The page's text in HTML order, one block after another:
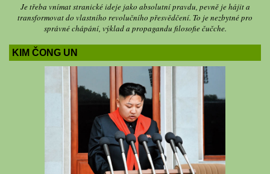
Je třeba vnímat stranické ideje jako absolutní pravdu, pevně je hájit a
transformovat do vlastního revolučního přesvědčení. To je nezbytné pro
správné chápání, výklad a propagandu filosofie čučche.
KIM ČONG UN